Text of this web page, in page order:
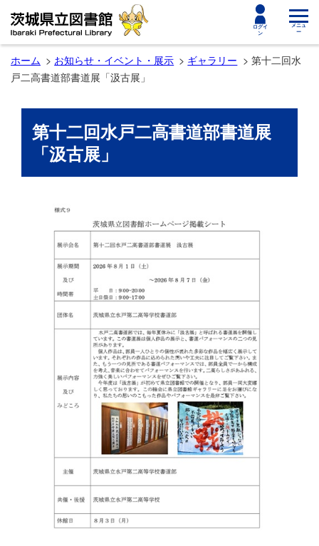
ログイ
ン
toggle
メニュ
ー
ホーム お知らせ・イベント・展示 ギャラリー
第十二回水
戸二高書道部書道展「汲古展」
第十二回水戸二高書道部書道展
「汲古展」